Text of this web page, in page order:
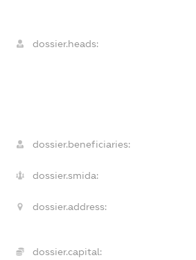
dossier.heads:
dossier.beneficiaries:
dossier.smida:
dossier.address:
dossier.capital: